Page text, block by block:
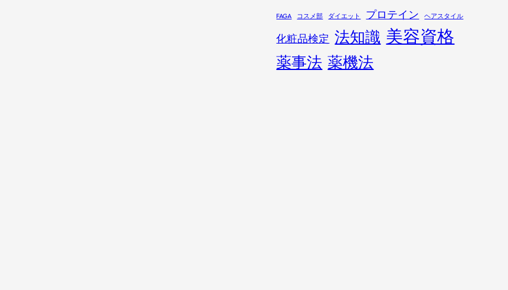
FAGA コスメ部 ダイエット プロテイン ヘアスタイル
化粧品検定 法知識 美容資格
薬事法 薬機法